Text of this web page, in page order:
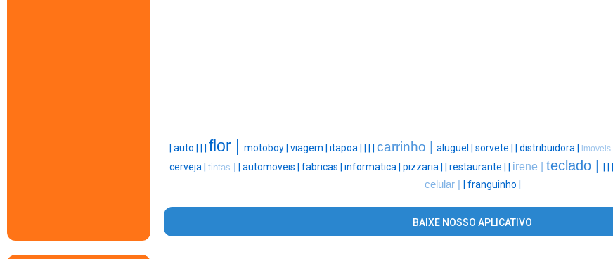
auto | flor | motoboy | viagem | itapoa | carrinho | aluguel | sorvete | distribuidora | imoveis |
cerveja | tintas | automoveis | fabricas | informatica | pizzaria | restaurante | irene | teclado |
celular |
franguinho |
BAIXE NOSSO APLICATIVO